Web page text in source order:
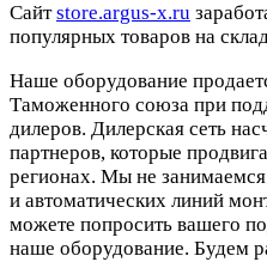
Cайтstore.argus-x.ru
популярных товаров на
Наше оборудование
Таможенного союза при
дилеров. Дилерская сеть
партнеров, которые
регионах. Мы не
и автоматических линий
можете попросить вашего
наше оборудование. Будем